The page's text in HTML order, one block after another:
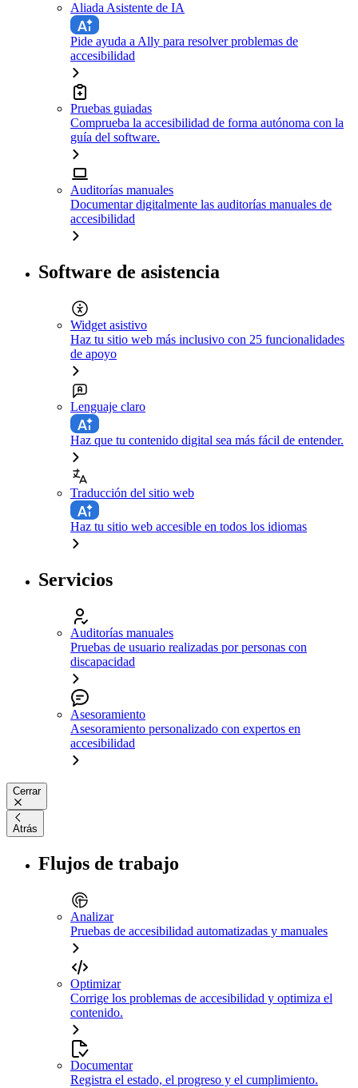
Aliada Asistente de IA
Pide ayuda a Ally para resolver problemas de
accesibilidad
Pruebas guiadas
Comprueba la accesibilidad de forma autónoma con la
guía del software.
Auditorías manuales
Documentar digitalmente las auditorías manuales de
accesibilidad
Software de asistencia
Widget asistivo
Haz tu sitio web más inclusivo con 25 funcionalidades
de apoyo
Lenguaje claro
Haz que tu contenido digital sea más fácil de entender.
Traducción del sitio web
Haz tu sitio web accesible en todos los idiomas
Servicios
Auditorías manuales
Pruebas de usuario realizadas por personas con
discapacidad
Asesoramiento
Asesoramiento personalizado con expertos en
accesibilidad
Cerrar
Atrás
Flujos de trabajo
Analizar
Pruebas de accesibilidad automatizadas y manuales
Optimizar
Corrige los problemas de accesibilidad y optimiza el
contenido.
Documentar
Registra el estado, el progreso y el cumplimiento.